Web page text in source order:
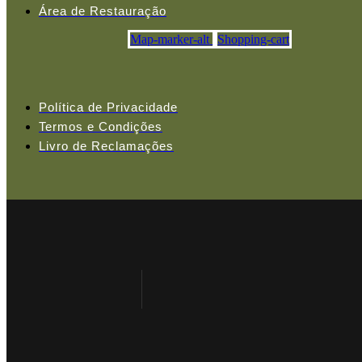
Área de Restauração
Map-marker-alt Shopping-cart
Política de Privacidade
Termos e Condições
Livro de Reclamações